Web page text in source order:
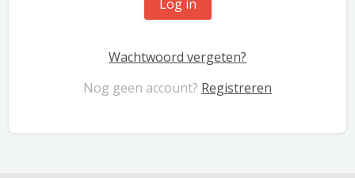
Log in
Wachtwoord vergeten?
Nog geen account? Registreren